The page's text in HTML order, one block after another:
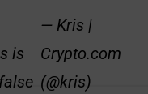
is
— Kris |
Crypto.com
(@kris)